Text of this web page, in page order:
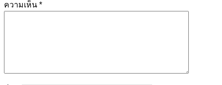
ความเห็น *